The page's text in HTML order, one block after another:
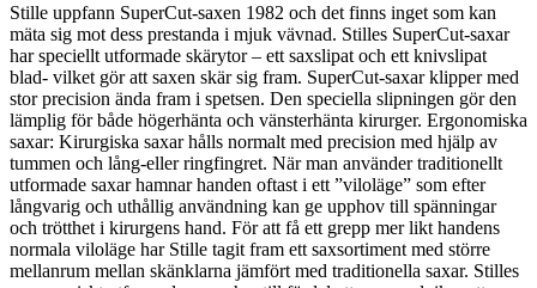
Stille uppfann SuperCut-saxen 1982 och det finns inget som kan
mäta sig mot dess prestanda i mjuk vävnad. Stilles SuperCut-saxar
har speciellt utformade skärytor – ett saxslipat och ett knivslipat
blad- vilket gör att saxen skär sig fram. SuperCut-saxar klipper med
stor precision ända fram i spetsen. Den speciella slipningen gör den
lämplig för både högerhänta och vänsterhänta kirurger. Ergonomiska
saxar: Kirurgiska saxar hålls normalt med precision med hjälp av
tummen och lång-eller ringfingret. När man använder traditionellt
utformade saxar hamnar handen oftast i ett ”viloläge” som efter
långvarig och uthållig användning kan ge upphov till spänningar
och trötthet i kirurgens hand. För att få ett grepp mer likt handens
normala viloläge har Stille tagit fram ett saxsortiment med större
mellanrum mellan skänklarna jämfört med traditionella saxar. Stilles